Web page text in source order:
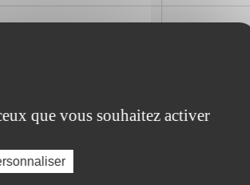
active avec
contributeurs,
d'utilisateurs, et
en ligne.
Petite
de
que vous souhaitez activer